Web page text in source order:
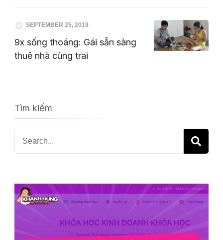
SEPTEMBER 25, 2019
9x sống thoáng: Gái sẵn sàng
thuê nhà cùng trai
Tìm kiếm
Search
for: